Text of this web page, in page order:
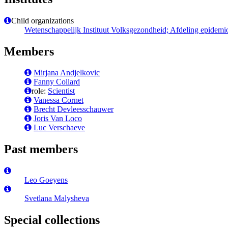
Child organizations
Wetenschappelijk Instituut Volksgezondheid; Afdeling
Members
Mirjana Andjelkovic
Fanny Collard
role: Scientist
Vanessa Cornet
Brecht Devleesschauwer
Joris Van Loco
Luc Verschaeve
Past members
Leo Goeyens
Svetlana Malysheva
Special collections